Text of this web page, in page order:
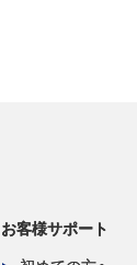
お客様サポート